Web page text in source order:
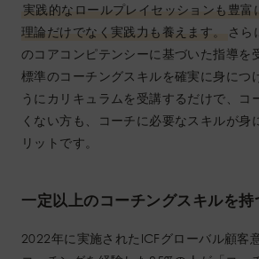
実践的なロールプレイセッションも豊富
理論だけでなく実践力も養えます。
さら
のコアコンピテンシーに基づいた指導を
標準のコーチングスキルを確実に身につ
うにカリキュラムを受講するだけで、コ
くない方も、コーチに必要なスキルが身
リットです。
一定以上のコーチングスキルを持
2022年に実施されたICFグローバル顧客